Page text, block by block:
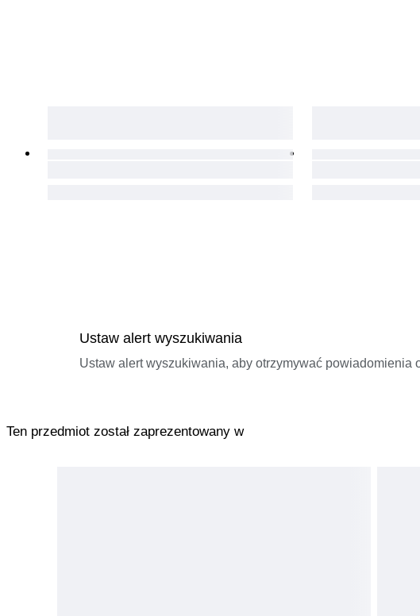
Ustaw alert wyszukiwania
Ustaw alert wyszukiwania, aby otrzymywać powiadomienia
Ten przedmiot został zaprezentowany w